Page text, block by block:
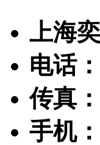
上海
电话
传真
手机